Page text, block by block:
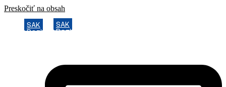
Preskočiť na obsah
SAK
Rozhodcovský súd SAK
SAK
Rozhodcovský súd SAK